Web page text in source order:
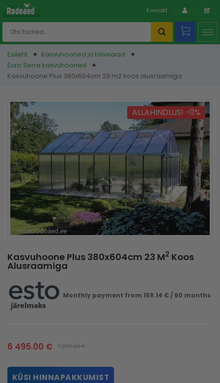
Kontakt
Esileht
Kasvuhooned ja talveaiad
Euro Serre kasvuhooned
Kasvuhoone Plus 380x604cm 23 m2 koos alusraamiga
ALLAHINDLUS! -11%
Kasvuhoone Plus 380x604cm 23 M2 Koos
Alusraamiga
Monthly payment from 159.14 € / 60 months
7 280.00€
6 495.00 €
KÜSI HINNAPAKKUMIST